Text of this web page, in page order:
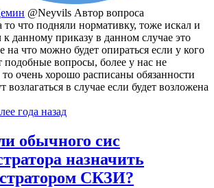
@Neyvils Автор вопроса
то что подняли нормативку, тоже искал и
данному приказу в данном случае это
на что можно будет опираться если у кого
подобные вопросы, более у нас не
то очень хорошо расписаны обязанности
возлагаться в случае если будет возложена
года назад
обычного сис
назначить
СКЗИ?